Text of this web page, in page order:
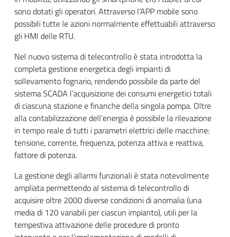
sono dotati gli operatori. Attraverso l’APP mobile sono
possibili tutte le azioni normalmente effettuabili attraverso
gli HMI delle RTU.
Nel nuovo sistema di telecontrollo è stata introdotta la
completa gestione energetica degli impianti di
sollevamento fognario, rendendo possibile da parte del
sistema SCADA l’acquisizione dei consumi energetici totali
di ciascuna stazione e finanche della singola pompa. Oltre
alla contabilizzazione dell’energia è possibile la rilevazione
in tempo reale di tutti i parametri elettrici delle macchine:
tensione, corrente, frequenza, potenza attiva e reattiva,
fattore di potenza.
La gestione degli allarmi funzionali è stata notevolmente
ampliata permettendo al sistema di telecontrollo di
acquisire oltre 2000 diverse condizioni di anomalia (una
media di 120 variabili per ciascun impianto), utili per la
tempestiva attivazione delle procedure di pronto